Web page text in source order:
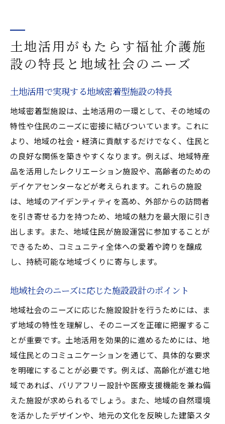
地域社会に貢献する土地活用型施設の真髄
土地活用がもたらす福祉介護施
設の特長と地域社会のニーズ
土地活用で実現する地域密着型施設の特長
地域密着型施設は、土地活用の一環として、その地域の
特性や住民のニーズに密接に結びついています。これに
より、地域の社会・経済に貢献するだけでなく、住民と
の良好な関係を築きやすくなります。例えば、地域特産
品を活用したレクリエーション施設や、高齢者のための
デイケアセンターなどが考えられます。これらの施設
は、地域のアイデンティティを高め、外部からの訪問者
を引き寄せる力を持つため、地域の魅力を最大限に引き
出します。また、地域住民が施設運営に参加することが
できるため、コミュニティ全体への愛着や誇りを醸成
し、持続可能な地域づくりに寄与します。
地域社会のニーズに応じた施設設計のポイント
地域社会のニーズに応じた施設設計を行うためには、ま
ず地域の特性を理解し、そのニーズを正確に把握するこ
とが重要です。土地活用を効果的に進めるためには、地
域住民とのコミュニケーションを通じて、具体的な要求
を明確にすることが必要です。例えば、高齢化が進む地
域であれば、バリアフリー設計や医療支援機能を兼ね備
えた施設が求められるでしょう。また、地域の自然環境
を活かしたデザインや、地元の文化を反映した建築スタ